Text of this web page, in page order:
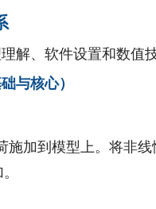
解、软件设置和数值
与核心）
施加到模型上。将非